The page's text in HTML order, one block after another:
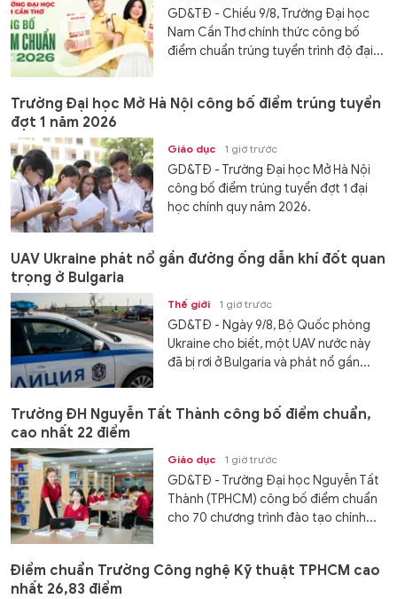
GD&TĐ - Chiều 9/8, Trường Đại học
Nam Cần Thơ chính thức công bố
điểm chuẩn trúng tuyển trình độ đại...
Trường Đại học Mở Hà Nội công bố điểm trúng tuyển
đợt 1 năm 2026
Giáo dục 1 giờ trước
GD&TĐ - Trường Đại học Mở Hà Nội
công bố điểm trúng tuyển đợt 1 đại
học chính quy năm 2026.
UAV Ukraine phát nổ gần đường ống dẫn khí đốt quan
trọng ở Bulgaria
Thế giới 1 giờ trước
GD&TĐ - Ngày 9/8, Bộ Quốc phòng
Ukraine cho biết, một UAV nước này
đã bị rơi ở Bulgaria và phát nổ gần...
Trường ĐH Nguyễn Tất Thành công bố điểm chuẩn,
cao nhất 22 điểm
Giáo dục 1 giờ trước
GD&TĐ - Trường Đại học Nguyễn Tất
Thành (TPHCM) công bố điểm chuẩn
cho 70 chương trình đào tạo chính...
Điểm chuẩn Trường Công nghệ Kỹ thuật TPHCM cao
nhất 26,83 điểm